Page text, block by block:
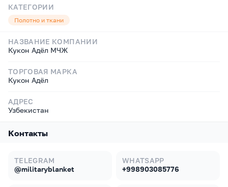
КАТЕГОРИИ
Полотно и ткани
НАЗВАНИЕ КОМПАНИИ
Кукон Адёл МЧЖ
ТОРГОВАЯ МАРКА
Кукон Адёл
АДРЕС
Узбекистан
Контакты
TELEGRAM
@militaryblanket
WHATSAPP
+998903085776